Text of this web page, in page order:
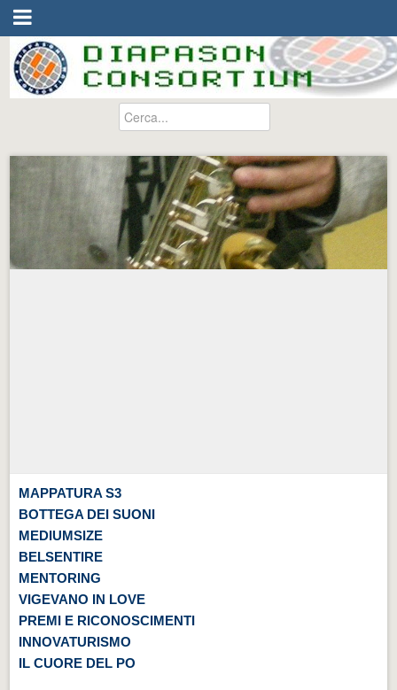
MAPPATURA S3
BOTTEGA DEI SUONI
MEDIUMSIZE
BELSENTIRE
MENTORING
VIGEVANO IN LOVE
PREMI E RICONOSCIMENTI
INNOVATURISMO
IL CUORE DEL PO